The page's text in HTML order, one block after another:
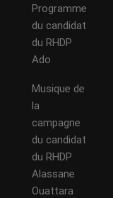
Programme
du candidat
du RHDP
Ado
Musique de
la
campagne
du candidat
du RHDP
Alassane
Ouattara